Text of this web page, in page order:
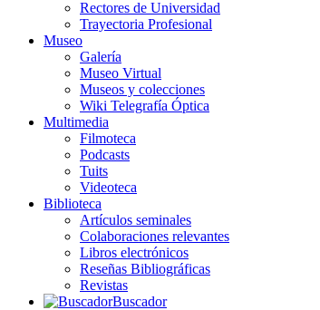
Rectores de Universidad
Trayectoria Profesional
Museo
Galería
Museo Virtual
Museos y colecciones
Wiki Telegrafía Óptica
Multimedia
Filmoteca
Podcasts
Tuits
Videoteca
Biblioteca
Artículos seminales
Colaboraciones relevantes
Libros electrónicos
Reseñas Bibliográficas
Revistas
Buscador